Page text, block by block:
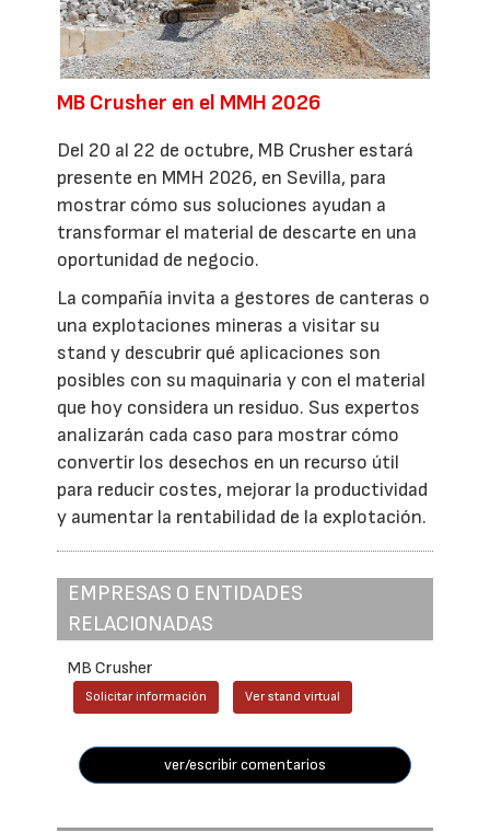
MB Crusher en el MMH 2026
Del 20 al 22 de octubre, MB Crusher estará
presente en MMH 2026, en Sevilla, para
mostrar cómo sus soluciones ayudan a
transformar el material de descarte en una
oportunidad de negocio.
La compañía invita a gestores de canteras o
una explotaciones mineras a visitar su
stand y descubrir qué aplicaciones son
posibles con su maquinaria y con el material
que hoy considera un residuo. Sus expertos
analizarán cada caso para mostrar cómo
convertir los desechos en un recurso útil
para reducir costes, mejorar la productividad
y aumentar la rentabilidad de la explotación.
EMPRESAS O ENTIDADES
RELACIONADAS
MB Crusher
Solicitar información Ver stand virtual
ver/escribir comentarios